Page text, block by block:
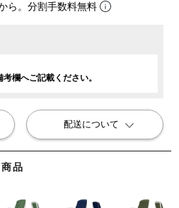
品
ら。分割手数料無料
欄へご記載ください。
配送について